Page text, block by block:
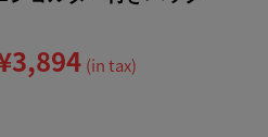
(in tax)